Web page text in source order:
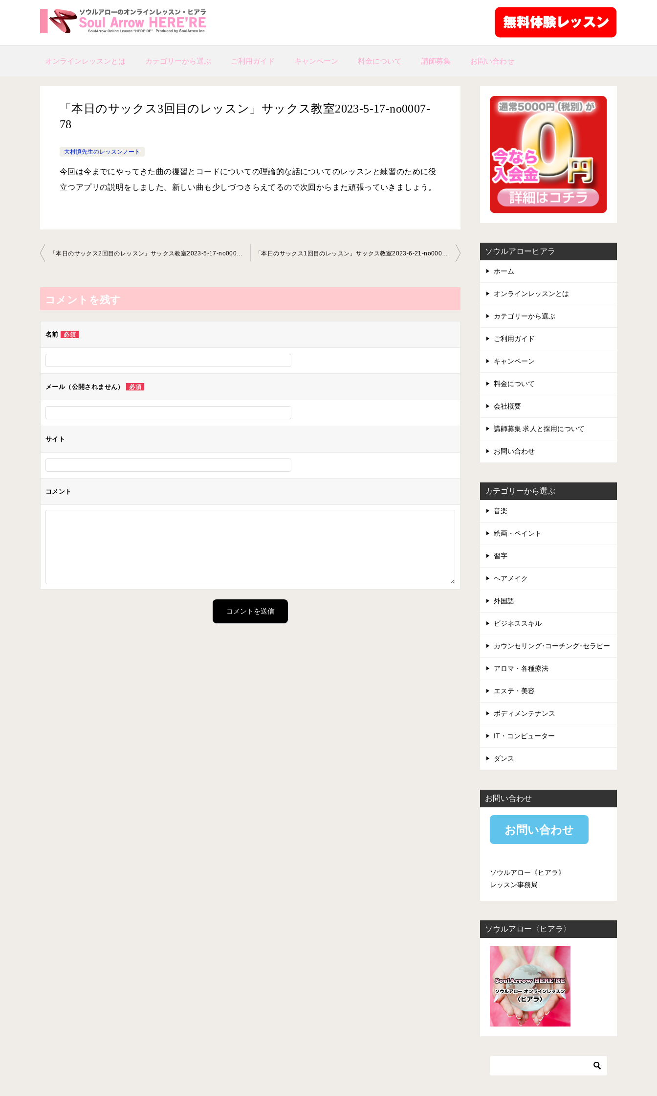
オンラインレッスンとは カテゴリーから選ぶ ご利用ガイド キャンペーン 料金について 講師募集 お問い合わせ
「本日のサックス3回目のレッスン」サックス教室2023-5-17-no0007-
78
大村慎先生のレッスンノート
今回は今までにやってきた曲の復習とコードについての理論的な話についてのレッスンと練習のために役
立つアプリの説明をしました。新しい曲も少しづつさらえてるので次回からまた頑張っていきましょう。
投
ビ
ゲ
ー
コメントを残す
名前 必須
メール（公開されません） 必須
サイト
コメント
ソウルアローヒアラ
ホーム
オンラインレッスンとは
カテゴリーから選ぶ
ご利用ガイド
キャンペーン
料金について
会社概要
講師募集 求人と採用について
お問い合わせ
カテゴリーから選ぶ
音楽
絵画・ペイント
習字
ヘアメイク
外国語
ビジネススキル
カウンセリング･コーチング･セラピー
アロマ・各種療法
エステ・美容
ボディメンテナンス
IT・コンピューター
ダンス
お問い合わせ
お問い合わせ
ソウルアロー《ヒアラ》
レッスン事務局
ソウルアロー〈ヒアラ〉